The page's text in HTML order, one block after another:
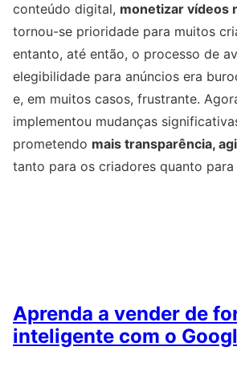
conteúdo digital, monetizar vídeos
tornou-se prioridade para muitos
entanto, até então, o processo de
elegibilidade para anúncios era
e, em muitos casos, frustrante.
implementou mudanças
prometendo mais transparência,
tanto para os criadores quanto para
Aprenda a vender de
inteligente com o